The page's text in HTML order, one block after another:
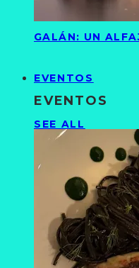
GALÁN: UN
EVENTOS
EVENTOS
SEE ALL